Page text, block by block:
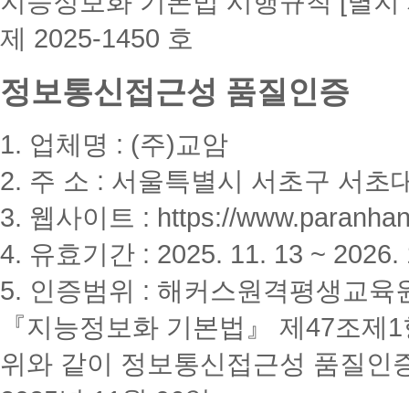
제 2025-1450 호
정보통신접근성 품질인증
1. 업체명 : (주)교암
2. 주 소 : 서울특별시 서초구 서초
3. 웹사이트 : https://
4. 유효기간 : 2025. 11. 13 ~ 2026.
5. 인증범위 : 해커스원격평생교육
『지능정보화 기본법』 제47조
위와 같이 정보통신접근성 품질인